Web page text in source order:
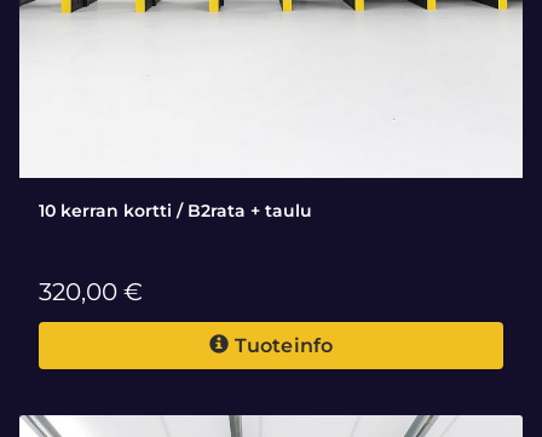
10 kerran kortti / B2rata + taulu
320,00 €
Tuoteinfo